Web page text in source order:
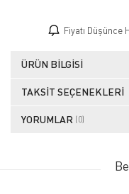
Fiyatı Düşünce
ÜRÜN BILGISI
TAKSIT SEÇENEKLERI
YORUMLAR (0)